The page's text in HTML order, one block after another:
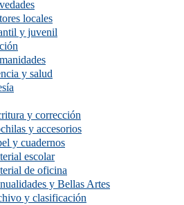
locales
y juvenil
y salud
y corrección
y accesorios
y cuadernos
escolar
de oficina
y Bellas Artes
y clasificación